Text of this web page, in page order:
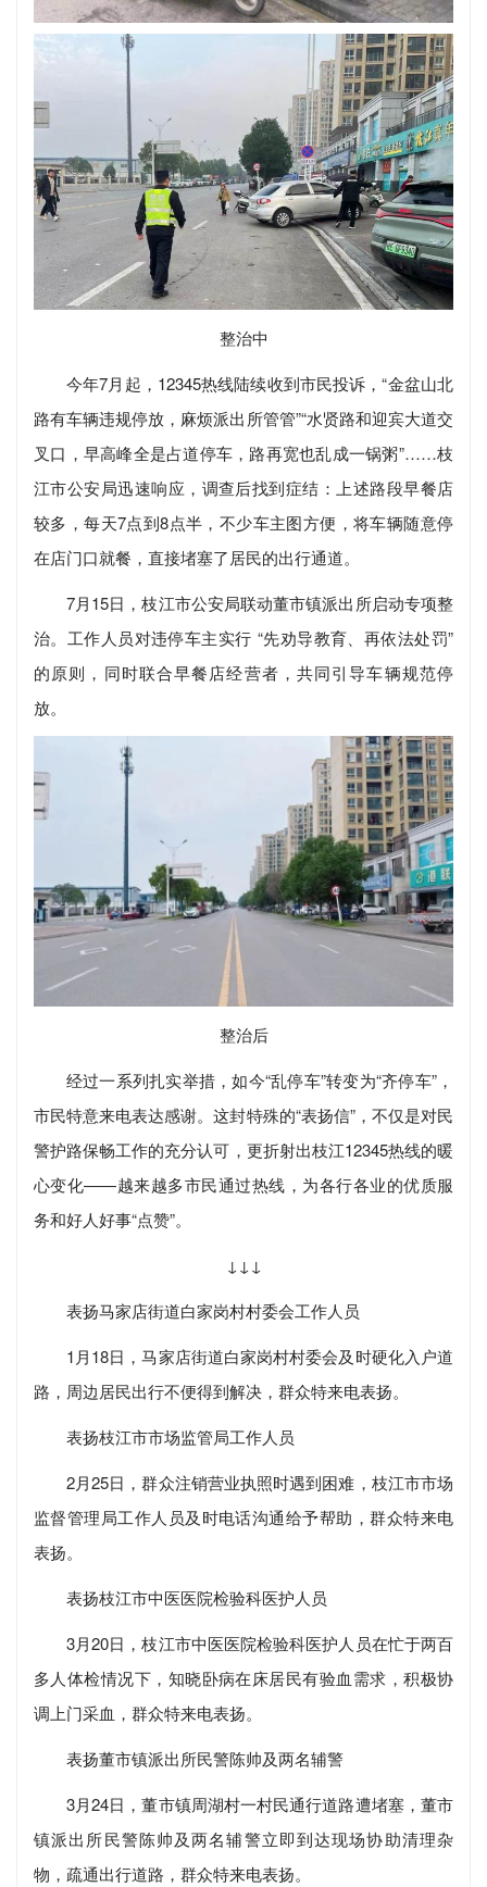
整治中
今年7月起，12345热线陆续收到市民投诉，“金盆山北
路有车辆违规停放，麻烦派出所管管”“水贤路和迎宾大道交
叉口，早高峰全是占道停车，路再宽也乱成一锅粥”……枝
江市公安局迅速响应，调查后找到症结：上述路段早餐店
较多，每天7点到8点半，不少车主图方便，将车辆随意停
在店门口就餐，直接堵塞了居民的出行通道。
7月15日，枝江市公安局联动董市镇派出所启动专项整
治。工作人员对违停车主实行 “先劝导教育、再依法处罚”
的原则，同时联合早餐店经营者，共同引导车辆规范停
放。
整治后
经过一系列扎实举措，如今“乱停车”转变为“齐停车”，
市民特意来电表达感谢。这封特殊的“表扬信”，不仅是对民
警护路保畅工作的充分认可，更折射出枝江12345热线的暖
心变化——越来越多市民通过热线，为各行各业的优质服
务和好人好事“点赞”。
↓↓↓
表扬马家店街道白家岗村村委会工作人员
1月18日，马家店街道白家岗村村委会及时硬化入户道
路，周边居民出行不便得到解决，群众特来电表扬。
表扬枝江市市场监管局工作人员
2月25日，群众注销营业执照时遇到困难，枝江市市场
监督管理局工作人员及时电话沟通给予帮助，群众特来电
表扬。
表扬枝江市中医医院检验科医护人员
3月20日，枝江市中医医院检验科医护人员在忙于两百
多人体检情况下，知晓卧病在床居民有验血需求，积极协
调上门采血，群众特来电表扬。
表扬董市镇派出所民警陈帅及两名辅警
3月24日，董市镇周湖村一村民通行道路遭堵塞，董市
镇派出所民警陈帅及两名辅警立即到达现场协助清理杂
物，疏通出行道路，群众特来电表扬。